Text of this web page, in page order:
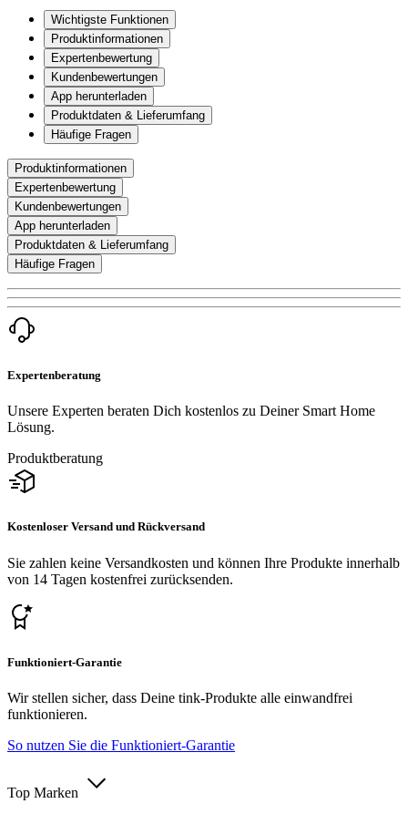
Wichtigste Funktionen
Produktinformationen
Expertenbewertung
Kundenbewertungen
App herunterladen
Produktdaten & Lieferumfang
Häufige Fragen
Produktinformationen
Expertenbewertung
Kundenbewertungen
App herunterladen
Produktdaten & Lieferumfang
Häufige Fragen
Expertenberatung
Unsere Experten beraten Dich kostenlos zu Deiner Smart Home
Lösung.
Produktberatung
Kostenloser Versand und Rückversand
Sie zahlen keine Versandkosten und können Ihre Produkte innerhalb
von 14 Tagen kostenfrei zurücksenden.
Funktioniert-Garantie
Wir stellen sicher, dass Deine tink-Produkte alle einwandfrei
funktionieren.
So nutzen Sie die Funktioniert-Garantie
Top Marken